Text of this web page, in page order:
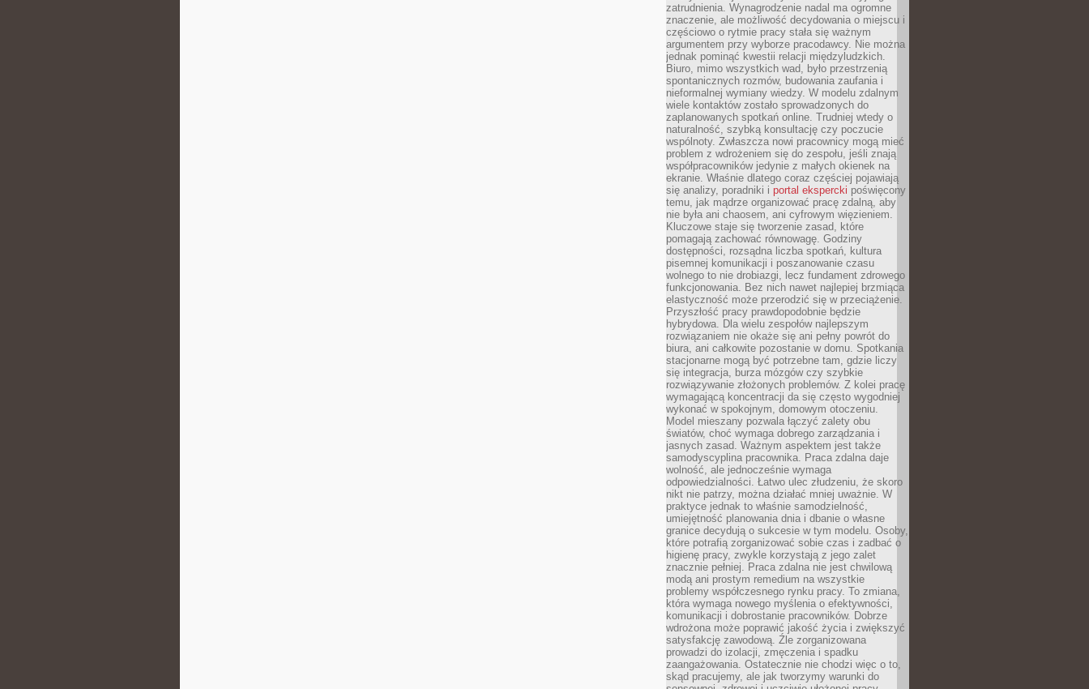
zatrudnienia. Wynagrodzenie nadal ma ogromne
znaczenie, ale możliwość decydowania o miejscu i
częściowo o rytmie pracy stała się ważnym
argumentem przy wyborze pracodawcy. Nie można
jednak pominąć kwestii relacji międzyludzkich.
Biuro, mimo wszystkich wad, było przestrzenią
spontanicznych rozmów, budowania zaufania i
nieformalnej wymiany wiedzy. W modelu zdalnym
wiele kontaktów zostało sprowadzonych do
zaplanowanych spotkań online. Trudniej wtedy o
naturalność, szybką konsultację czy poczucie
wspólnoty. Zwłaszcza nowi pracownicy mogą mieć
problem z wdrożeniem się do zespołu, jeśli znają
współpracowników jedynie z małych okienek na
ekranie. Właśnie dlatego coraz częściej pojawiają
się analizy, poradniki i portal ekspercki poświęcony
temu, jak mądrze organizować pracę zdalną, aby
nie była ani chaosem, ani cyfrowym więzieniem.
Kluczowe staje się tworzenie zasad, które
pomagają zachować równowagę. Godziny
dostępności, rozsądna liczba spotkań, kultura
pisemnej komunikacji i poszanowanie czasu
wolnego to nie drobiazgi, lecz fundament zdrowego
funkcjonowania. Bez nich nawet najlepiej brzmiąca
elastyczność może przerodzić się w przeciążenie.
Przyszłość pracy prawdopodobnie będzie
hybrydowa. Dla wielu zespołów najlepszym
rozwiązaniem nie okaże się ani pełny powrót do
biura, ani całkowite pozostanie w domu. Spotkania
stacjonarne mogą być potrzebne tam, gdzie liczy
się integracja, burza mózgów czy szybkie
rozwiązywanie złożonych problemów. Z kolei pracę
wymagającą koncentracji da się często wygodniej
wykonać w spokojnym, domowym otoczeniu.
Model mieszany pozwala łączyć zalety obu
światów, choć wymaga dobrego zarządzania i
jasnych zasad. Ważnym aspektem jest także
samodyscyplina pracownika. Praca zdalna daje
wolność, ale jednocześnie wymaga
odpowiedzialności. Łatwo ulec złudzeniu, że skoro
nikt nie patrzy, można działać mniej uważnie. W
praktyce jednak to właśnie samodzielność,
umiejętność planowania dnia i dbanie o własne
granice decydują o sukcesie w tym modelu. Osoby,
które potrafią zorganizować sobie czas i zadbać o
higienę pracy, zwykle korzystają z jego zalet
znacznie pełniej. Praca zdalna nie jest chwilową
modą ani prostym remedium na wszystkie
problemy współczesnego rynku pracy. To zmiana,
która wymaga nowego myślenia o efektywności,
komunikacji i dobrostanie pracowników. Dobrze
wdrożona może poprawić jakość życia i zwiększyć
satysfakcję zawodową. Źle zorganizowana
prowadzi do izolacji, zmęczenia i spadku
zaangażowania. Ostatecznie nie chodzi więc o to,
skąd pracujemy, ale jak tworzymy warunki do